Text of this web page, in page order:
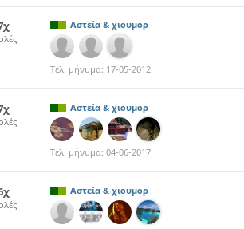
Αστεία & χιουμορ
Τελ. μήνυμα: 17-05-2012
Αστεία & χιουμορ
Τελ. μήνυμα: 04-06-2017
Αστεία & χιουμορ